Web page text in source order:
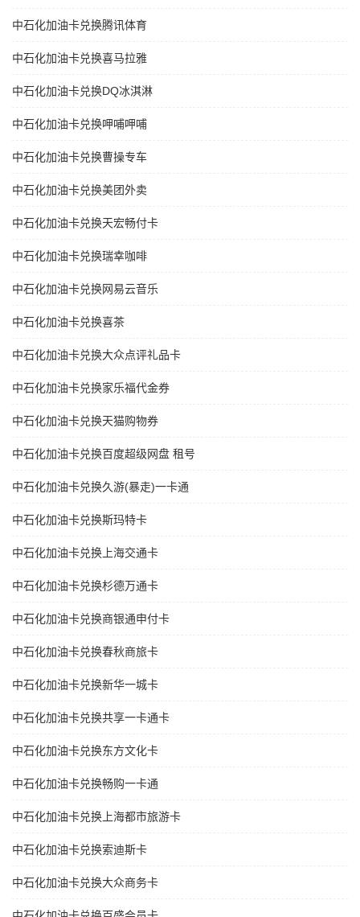
中石化加油卡兑换腾讯体育
中石化加油卡兑换喜马拉雅
中石化加油卡兑换DQ冰淇淋
中石化加油卡兑换呷哺呷哺
中石化加油卡兑换曹操专车
中石化加油卡兑换美团外卖
中石化加油卡兑换天宏畅付卡
中石化加油卡兑换瑞幸咖啡
中石化加油卡兑换网易云音乐
中石化加油卡兑换喜茶
中石化加油卡兑换大众点评礼品卡
中石化加油卡兑换家乐福代金券
中石化加油卡兑换天猫购物券
中石化加油卡兑换百度超级网盘 租号
中石化加油卡兑换久游(暴走)一卡通
中石化加油卡兑换斯玛特卡
中石化加油卡兑换上海交通卡
中石化加油卡兑换杉德万通卡
中石化加油卡兑换商银通申付卡
中石化加油卡兑换春秋商旅卡
中石化加油卡兑换新华一城卡
中石化加油卡兑换共享一卡通卡
中石化加油卡兑换东方文化卡
中石化加油卡兑换畅购一卡通
中石化加油卡兑换上海都市旅游卡
中石化加油卡兑换索迪斯卡
中石化加油卡兑换大众商务卡